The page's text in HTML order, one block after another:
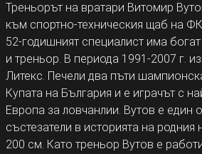
Треньорът на вратари Витомир
към спортно-техническия щаб на ФК
52-годишният специалист има
и треньор. В периода 1991-2007 г.
Литекс. Печели два пъти
Купата на България и е играчът с
Европа за ловчанлии. Вутов е един
състезатели в историята на
200 см. Като треньор Вутов е